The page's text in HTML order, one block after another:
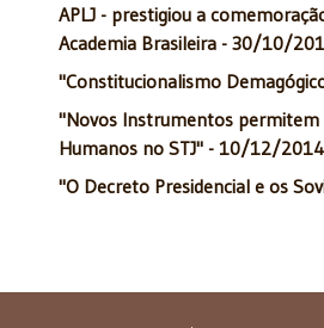
APLJ - prestigiou a
Academia Brasileira - 30/10/
"Constitucionalismo
"Novos Instrumentos
Humanos no STJ" - 10/12/2014
"O Decreto Presidencial e os